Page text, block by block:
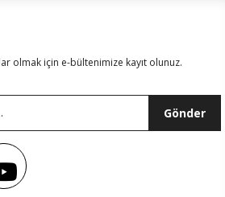
olmak için e-bültenimize kayıt olunuz.
Gönder